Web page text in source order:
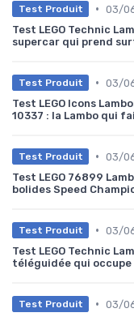
Test Produit • 03/
Test LEGO Technic
supercar qui prend
Test Produit • 03/
Test LEGO Icons
10337 : la Lambo qui
Test Produit • 03/
Test LEGO 76899
bolides Speed
Test Produit • 03/
Test LEGO Technic
téléguidée qui
Test Produit • 03/